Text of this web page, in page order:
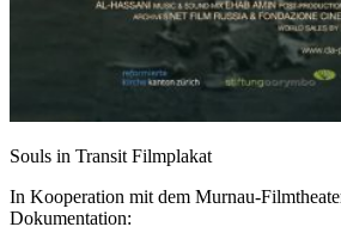
Souls in Transit Filmplakat
In Kooperation mit dem Murnau-
Dokumentation: